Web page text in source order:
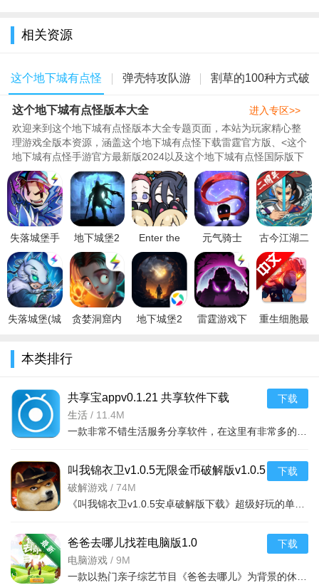
到奖励，含金币、武器碎片与道具；每日任务、赛季挑战产出稀
相关资源
这个地下城有点怪
版本大全
弹壳特攻队游
戏大全
割草的100种方式破
解版大全
这个地下城有点怪版本大全
欢迎来到这个地下城有点怪版本大全专题页面，本站为玩家精心整
理游戏全版本资源，涵盖这个地下城有点怪下载雷霆官方版、<这个
地下城有点怪手游官方最新版2024以及这个地下城有点怪国际版下
载2023最新版等热门版本，确..
进入专区>>
失落城堡手
游锁血辅助
v4.3
地下城堡2
黑暗觉醒私
服v1.0
Enter the
Nyangeon(碧
蓝档案挺进
地牢)手机
元气骑士
5.3.1内置
mod菜单最
新版
2023v5.3.2
古今江湖二
周年版本
v1.28.13安
卓版
失落城堡(城
v1.10.0.160
贪婪洞窟内
地下城堡2
雷霆游戏下
重生细胞最
本类排行
共享宝appv0.1.21 共享软件下载
生活 / 11.4M
下载
叫我锦衣卫v1.0.5无限金币破解版v1.0.5
2026官方中文版
破解游戏 / 74M
下载
爸爸去哪儿找茬电脑版1.0
电脑游戏 / 9M
下载